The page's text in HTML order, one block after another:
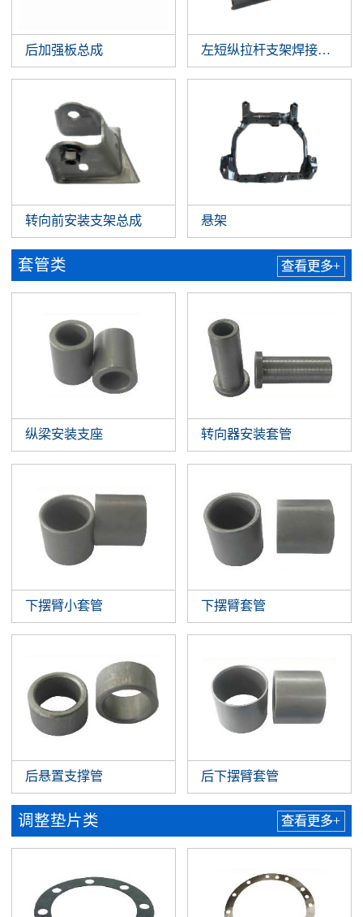
后加强板总成 左短纵拉杆支架焊接总成
转向前安装支架总成 悬架
套管类 查看更多+
纵梁安装支座 转向器安装套管
下摆臂小套管 下摆臂套管
后悬置支撑管 后下摆臂套管
调整垫片类 查看更多+